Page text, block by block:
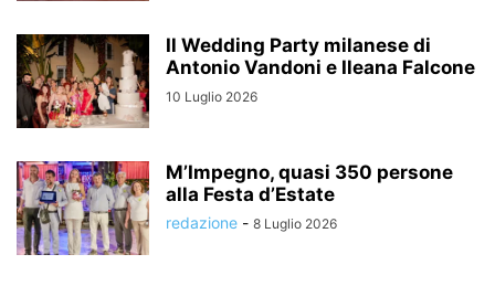
Il Wedding Party milanese di
Antonio Vandoni e Ileana Falcone
10 Luglio 2026
M’Impegno, quasi 350 persone
alla Festa d’Estate
redazione - 8 Luglio 2026